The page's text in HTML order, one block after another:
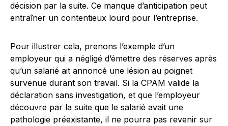
décision par la suite. Ce manque d’anticipation peut
entraîner un contentieux lourd pour l’entreprise.
Pour illustrer cela, prenons l’exemple d’un
employeur qui a négligé d’émettre des réserves après
qu’un salarié ait annoncé une lésion au poignet
survenue durant son travail. Si la CPAM valide la
déclaration sans investigation, et que l’employeur
découvre par la suite que le salarié avait une
pathologie préexistante, il ne pourra pas revenir sur